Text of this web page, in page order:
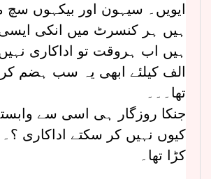
ایویں۔ سیہون اور بیکہوں
ہیں ہر کنسرٹ میں انکی
ہیں اب ہروقت تو اداکاری
الف کیلئے ابھی یہ سب ہضم
تھا۔۔۔
جنکا روزگار ہی اسی سے
کیوں نہیں کر سکتے اداکاری
کڑا تھا۔